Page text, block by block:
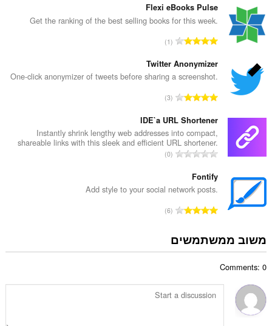
פ
ר
י
ו
ג
י
ם
:
Flexi eBooks Pulse
Get the ranking of the best selling books for this week.
מ
פ
ר
י
ו
ג
י
ם
1
Twitter Anonymizer
One-click anonymizer of tweets before sharing a screenshot.
מ
פ
ר
ד
י
ג
י
ם
3
IDE`a URL Shortener
Instantly shrink lengthy web addresses into compact,
shareable links with this sleek and efficient URL shortener.
מ
ר
י
ו
ג
:
0
Fontify
Add style to your social network posts.
מ
ר
ר
ו
6
משוב ממשתמשים
Comments: 0